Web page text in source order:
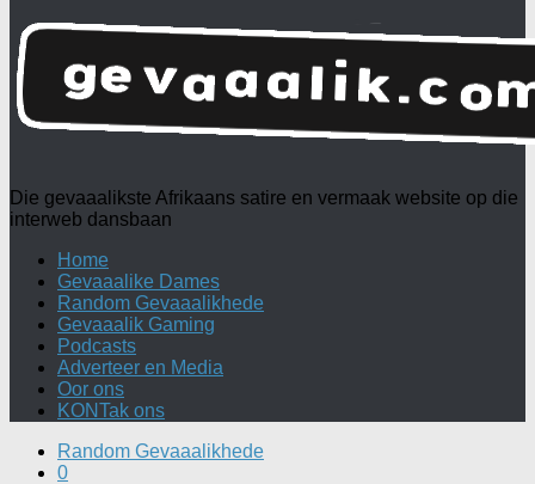
Die gevaaalikste Afrikaans satire en vermaak website op die
interweb dansbaan
Home
Gevaaalike Dames
Random Gevaaalikhede
Gevaaalik Gaming
Podcasts
Adverteer en Media
Oor ons
KONTak ons
Random Gevaaalikhede
0